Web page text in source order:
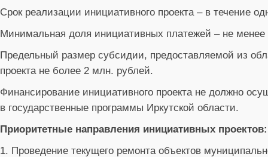
Срок реализации инициативного проекта – в течение
Минимальная доля инициативных платежей – не
Предельный размер субсидии, предоставляемой из
проекта не более 2 млн. рублей.
Финансирование инициативного проекта не должно
в государственные программы Иркутской области.
Приоритетные направления инициативных проектов:
1. Проведение текущего ремонта объектов